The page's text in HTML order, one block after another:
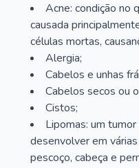
Acne: condição no
causada
células mortas,
Alergia;
Cabelos e unhas
Cabelos secos ou
Cistos;
Lipomas: um
desenvolver em
pescoço, cabeça e